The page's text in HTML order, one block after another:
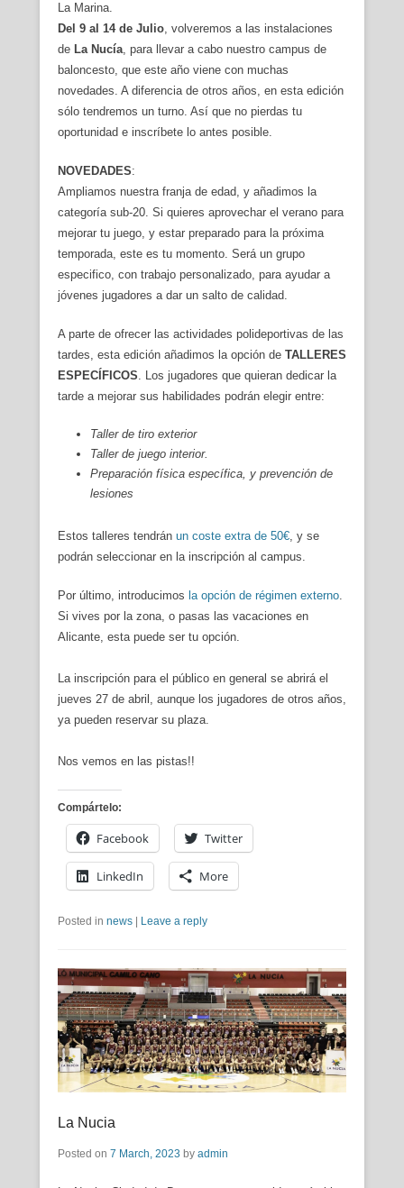
La Marina.
Del 9 al 14 de Julio, volveremos a las instalaciones
de La Nucía, para llevar a cabo nuestro campus de
baloncesto, que este año viene con muchas
novedades. A diferencia de otros años, en esta edición
sólo tendremos un turno. Así que no pierdas tu
oportunidad e inscríbete lo antes posible.
NOVEDADES:
Ampliamos nuestra franja de edad, y añadimos la
categoría sub-20. Si quieres aprovechar el verano para
mejorar tu juego, y estar preparado para la próxima
temporada, este es tu momento. Será un grupo
especifico, con trabajo personalizado, para ayudar a
jóvenes jugadores a dar un salto de calidad.
A parte de ofrecer las actividades polideportivas de las
tardes, esta edición añadimos la opción de TALLERES
ESPECÍFICOS. Los jugadores que quieran dedicar la
tarde a mejorar sus habilidades podrán elegir entre:
Taller de tiro exterior
Taller de juego interior.
Preparación física específica, y prevención de
lesiones
Estos talleres tendrán un coste extra de 50€, y se
podrán seleccionar en la inscripción al campus.
Por último, introducimos la opción de régimen externo.
Si vives por la zona, o pasas las vacaciones en
Alicante, esta puede ser tu opción.
La inscripción para el público en general se abrirá el
jueves 27 de abril, aunque los jugadores de otros años,
ya pueden reservar su plaza.
Nos vemos en las pistas!!
Compártelo:
Facebook Twitter
LinkedIn More
Posted in news Leave a reply
La Nucia
Posted on 7 March, 2023 by admin